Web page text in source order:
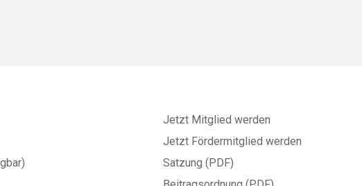
Jetzt Mitglied werden
Jetzt Fördermitglied werden
Satzung (PDF)